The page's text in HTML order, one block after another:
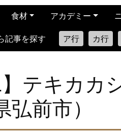
食材 アカデミー
記事を探す ア行 カ行
テキカカ
前市）